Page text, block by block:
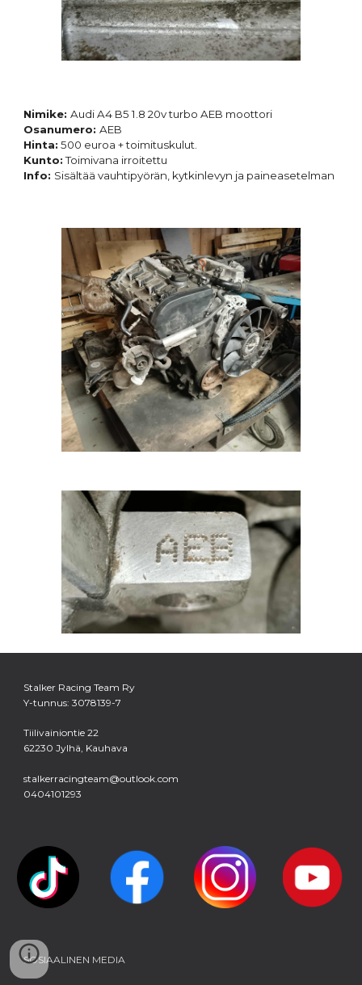
Nimike:Audi A4 B5 1.8 20v turbo AEB moottori
Osanumero:AEB
Hinta: 500 euroa + toimituskulut.
Kunto:Toimivana irroitettu
Info: Sisältää vauhtipyörän, kytkinlevyn ja paineasetelman
Stalker Racing Team Ry
Y-tunnus: 3078139-7
Tiilivainiontie 22
62230 Jylhä, Kauhava
stalkerracingteam@outlook.com
0404101293
SOSIAALINEN MEDIA